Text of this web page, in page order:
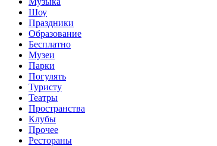
Шоу
Праздники
Образование
Бесплатно
Музеи
Парки
Погулять
Туристу
Театры
Пространства
Клубы
Прочее
Рестораны